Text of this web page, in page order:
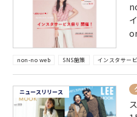
non-no web SNS施策 インスタサー
ニュースリリース